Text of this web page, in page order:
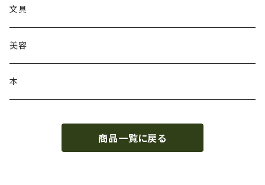
柴田雅光のうつわ
泉田知香のうつわ
梅本尋司のうつわ
島村直美のうつわ
栗田実の桶
まねき猫 安藤栄子
バードカービング 安藤公一
文具
美容
本
商品一覧に戻る